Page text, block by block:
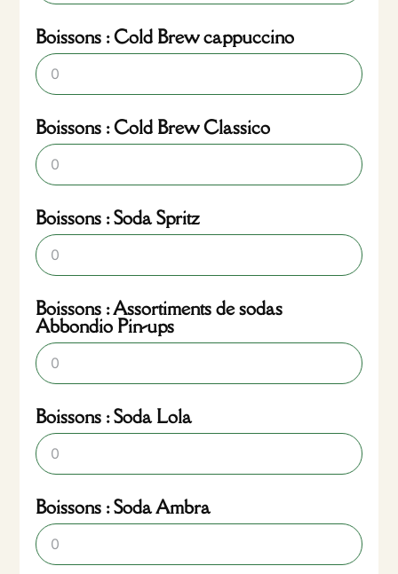
Boissons : Cold Brew cappuccino
Boissons : Cold Brew Classico
Boissons : Soda Spritz
Boissons : Assortiments de sodas
Abbondio Pin-ups
Boissons : Soda Lola
Boissons : Soda Ambra